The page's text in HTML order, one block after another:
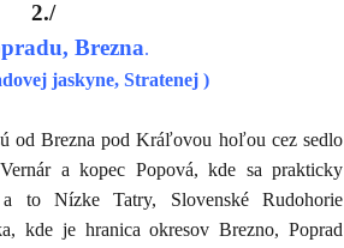
2./
Brezna.
jaskyne, Stratenej )
od Brezna pod Kráľovou hoľou cez sedlo
a kopec Popová, kde sa prakticky
to Nízke Tatry, Slovenské Rudohorie
kde je hranica okresov Brezno, Poprad